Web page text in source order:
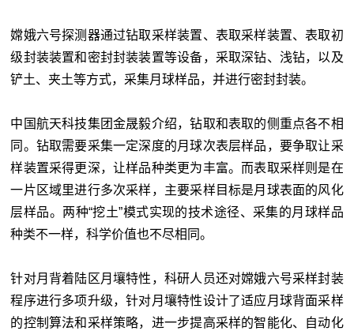
嫦娥六号探测器通过钻取采样装置、表取采样装置、表取初
级封装装置和密封封装装置等设备，采取深钻、浅钻，以及
铲土、夹土等方式，采集月球样品，并进行密封封装。
中国航天科技集团金晟毅介绍，钻取和表取的侧重点各不相
同。钻取需要采集一定深度的月球次表层样品，要争取让采
样装置采得更深，让样品种类更为丰富。而表取采样则是在
一片区域里进行多次采样，主要采样目标是月球表面的风化
层样品。两种“挖土”模式实现的技术途径、采集的月球样品
种类不一样，科学价值也不尽相同。
针对月背着陆区月壤特性，科研人员还对嫦娥六号采样封装
程序进行多项升级，针对月壤特性设计了适应月球背面采样
的控制算法和采样策略，进一步提高采样的智能化、自动化